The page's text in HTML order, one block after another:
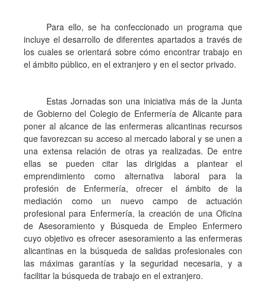
Para ello, se ha confeccionado un programa que
incluye el desarrollo de diferentes apartados a través de
los cuales se orientará sobre cómo encontrar trabajo en
el ámbito público, en el extranjero y en el sector privado.
Estas Jornadas son una iniciativa más de la Junta
de Gobierno del Colegio de Enfermería de Alicante para
poner al alcance de las enfermeras alicantinas recursos
que favorezcan su acceso al mercado laboral y se unen a
una extensa relación de otras ya realizadas. De entre
ellas se pueden citar las dirigidas a plantear el
emprendimiento como alternativa laboral para la
profesión de Enfermería, ofrecer el ámbito de la
mediación como un nuevo campo de actuación
profesional para Enfermería, la creación de una Oficina
de Asesoramiento y Búsqueda de Empleo Enfermero
cuyo objetivo es ofrecer asesoramiento a las enfermeras
alicantinas en la búsqueda de salidas profesionales con
las máximas garantías y la seguridad necesaria, y a
facilitar la búsqueda de trabajo en el extranjero.